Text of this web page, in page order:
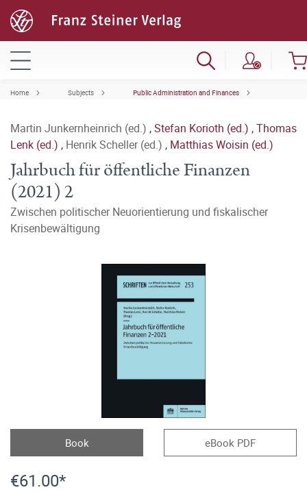
Home Subjects Public Administration and Finances
Martin Junkernheinrich (ed.) ,Stefan Korioth (ed.) ,Thomas
Lenk (ed.) , Henrik Scheller (ed.) , Matthias Woisin (ed.)
Jahrbuch für öffentliche Finanzen
(2021) 2
Zwischen politischer Neuorientierung und fiskalischer
Krisenbewältigung
Book eBook PDF
€61.00*